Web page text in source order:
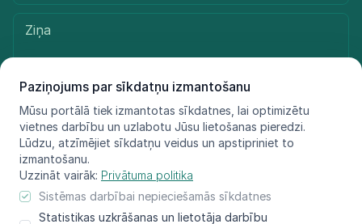
Paziņojums par sīkdatņu izmantošanu
Mūsu portālā tiek izmantotas sīkdatnes, lai optimizētu
vietnes darbību un uzlabotu Jūsu lietošanas pieredzi.
Lūdzu, atzīmējiet sīkdatņu veidus un apstipriniet to
izmantošanu.
Uzzināt vairāk: Privātuma politika
Sistēmas darbībai nepieciešamās sīkdatnes
Statistikas uzkrāšanas un lietotāja darbību
Sūtīt ziņu
© LIFE FOR SPECIES, 2021 - 2025
Informācija atspoguļo tikai projekta LIFE FOR SPECIES īstenotāju